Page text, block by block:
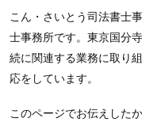
こん・さいとう司法書士
士事務所です。東京国分
続に関連する業務に取り
応をしています。
このページでお伝えした